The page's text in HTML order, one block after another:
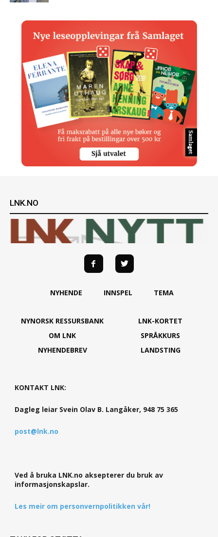
LNK.NO
NYHENDE INNSPEL TEMA
NYNORSK RESSURSBANK
OM LNK
NYHENDEBREV
LNK-KORTET
SPRÅKKURS
LANDSTING
KONTAKT LNK:
Dagleg leiar Svein Olav B. Langåker, 948 75 365
post@lnk.no
Ved å bruka LNK.no aksepterer du bruk av
informasjonskapslar.
Les meir om personvernpolitikken vår!